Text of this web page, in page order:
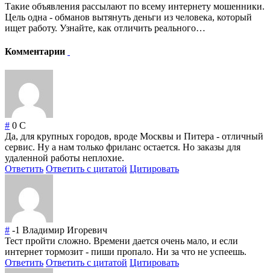
Такие объявления рассылают по всему интернету мошенники.
Цель одна - обманов вытянуть деньги из человека, который
ищет работу. Узнайте, как отличить реального…
Комментарии
# 0 С
Да, для крупных городов, вроде Москвы и Питера - отличный
сервис. Ну а нам только фриланс остается. Но заказы для
удаленной работы неплохие.
Ответить Ответить с цитатой Цитировать
# -1 Владимир Игоревич
Тест пройти сложно. Времени дается очень мало, и если
интернет тормозит - пиши пропало. Ни за что не успеешь.
Ответить Ответить с цитатой Цитировать